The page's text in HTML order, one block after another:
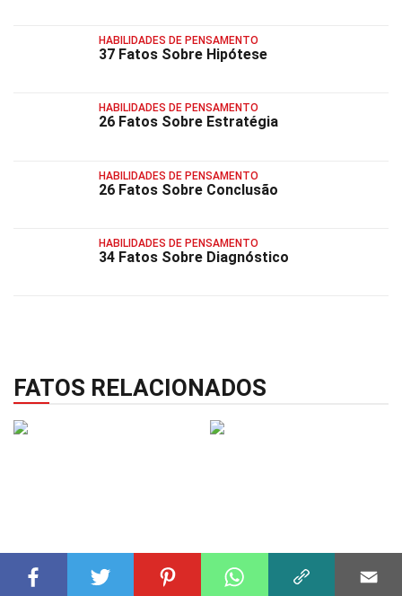
HABILIDADES DE PENSAMENTO
37 Fatos Sobre Hipótese
HABILIDADES DE PENSAMENTO
26 Fatos Sobre Estratégia
HABILIDADES DE PENSAMENTO
26 Fatos Sobre Conclusão
HABILIDADES DE PENSAMENTO
34 Fatos Sobre Diagnóstico
FATOS RELACIONADOS